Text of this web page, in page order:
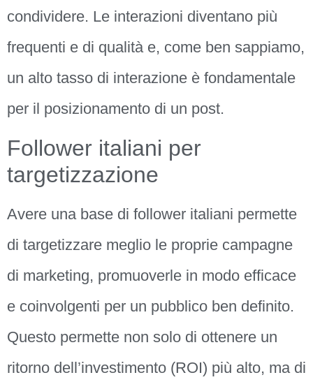
condividere. Le interazioni diventano più
frequenti e di qualità e, come ben sappiamo,
un alto tasso di interazione è fondamentale
per il posizionamento di un post.
Follower italiani per
targetizzazione
Avere una base di follower italiani permette
di targetizzare meglio le proprie campagne
di marketing, promuoverle in modo efficace
e coinvolgenti per un pubblico ben definito.
Questo permette non solo di ottenere un
ritorno dell’investimento (ROI) più alto, ma di